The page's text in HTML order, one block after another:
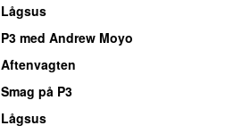
Lågsus
P3 med Andrew Moyo
Aftenvagten
Smag på P3
Lågsus